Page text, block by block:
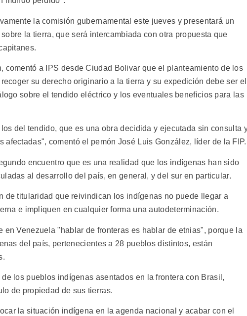
la comisión gubernamental este jueves y presentará un
la tierra, que será intercambiada con otra propuesta que
comentó a IPS desde Ciudad Bolivar que el planteamiento de los
su derecho originario a la tierra y su expedición debe ser el
sobre el tendido eléctrico y los eventuales beneficios para las
del tendido, que es una obra decidida y ejecutada sin consulta
afectadas", comentó el pemón José Luis González, líder de la FIP.
encuentro que es una realidad que los indígenas han sido
al desarrollo del país, en general, y del sur en particular.
de titularidad que reivindican los indígenas no puede llegar a
e impliquen en cualquier forma una autodeterminación.
en Venezuela "hablar de fronteras es hablar de etnias", porque la
del país, pertenecientes a 28 pueblos distintos, están
los pueblos indígenas asentados en la frontera con Brasil,
de propiedad de sus tierras.
la situación indígena en la agenda nacional y acabar con el